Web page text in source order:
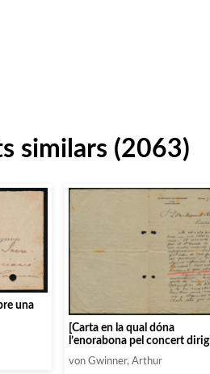
similars (2063)
una
[Carta en la qual dóna
l’enorabona pel concert
per P. Casals al Palau de la
Música]
von Gwinner, Arthur